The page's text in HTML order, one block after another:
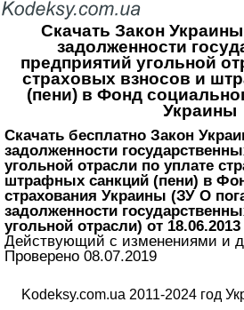
Скачать Закон
задолженности
предприятий угольной
страховых взносов и
(пени) в Фонд
Украины
Скачать бесплатно Закон
задолженности
угольной отрасли по уплате
штрафных санкций (пени) в
страхования Украины (ЗУ О
задолженности
угольной отрасли) от
Действующий с изменениями и
Проверено 08.07.2019
Kodeksy.com.ua 2011-2024 год